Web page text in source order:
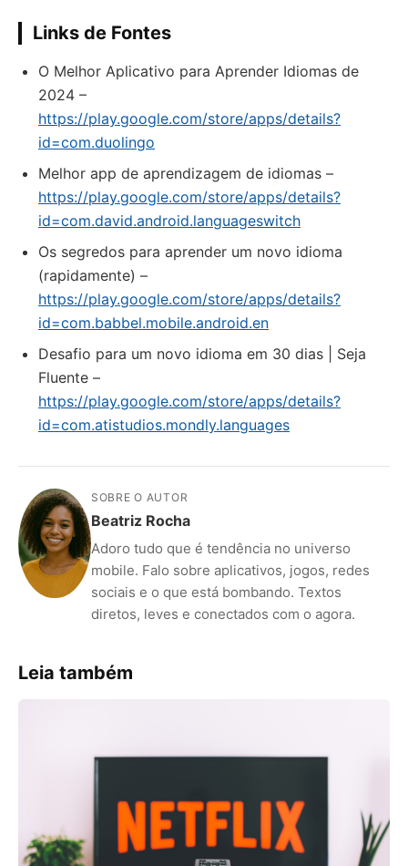
Links de Fontes
O Melhor Aplicativo para Aprender Idiomas de
2024 –
https://play.google.com/store/apps/details?
id=com.duolingo
Melhor app de aprendizagem de idiomas –
https://play.google.com/store/apps/details?
id=com.david.android.languageswitch
Os segredos para aprender um novo idioma
(rapidamente) –
https://play.google.com/store/apps/details?
id=com.babbel.mobile.android.en
Desafio para um novo idioma em 30 dias | Seja
Fluente –
https://play.google.com/store/apps/details?
id=com.atistudios.mondly.languages
SOBRE O AUTOR
Beatriz Rocha
Adoro tudo que é tendência no universo
mobile. Falo sobre aplicativos, jogos, redes
sociais e o que está bombando. Textos
diretos, leves e conectados com o agora.
Leia também